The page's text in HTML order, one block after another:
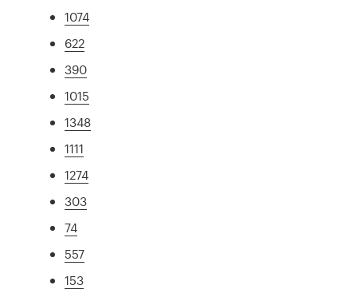
1074
622
390
1015
1348
1111
1274
303
74
557
153